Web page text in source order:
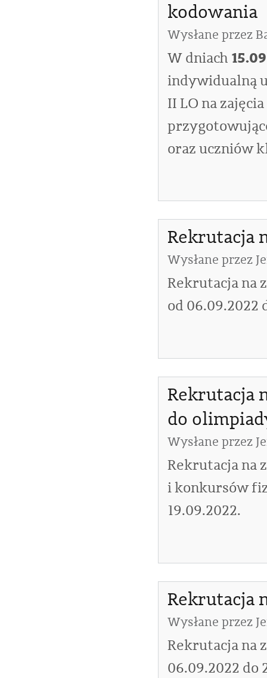
kodowania
Wysłane przez
W dniach
indywidualną
II LO na zajęcia
oraz uczniów
Rekrutacja
Wysłane przez
Rekrutacja na
od 06.09.2022
Rekrutacja
do
Wysłane przez
Rekrutacja na
i konkursów
19.09.2022.
Rekrutacja
Wysłane przez
Rekrutacja na
06.09.2022 do